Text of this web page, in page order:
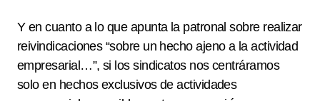
Y en cuanto a lo que apunta la patronal sobre realizar
reivindicaciones “sobre un hecho ajeno a la actividad
empresarial…”, si los sindicatos nos centráramos
solo en hechos exclusivos de actividades